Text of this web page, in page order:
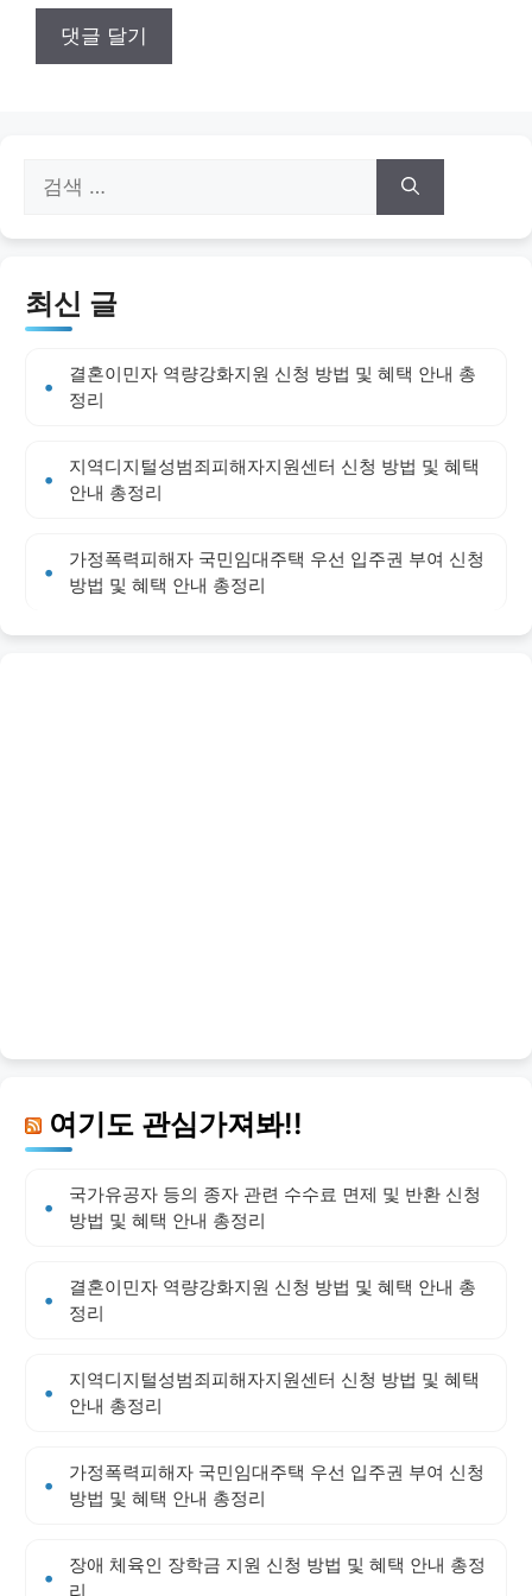
색:
최신 글
결혼이민자 역량강화지원 신청 방법 및 혜택 안내 총
정리
지역디지털성범죄피해자지원센터 신청 방법 및 혜택
안내 총정리
가정폭력피해자 국민임대주택 우선 입주권 부여 신청
방법 및 혜택 안내 총정리
여기도 관심가져봐!!
국가유공자 등의 종자 관련 수수료 면제 및 반환 신청
방법 및 혜택 안내 총정리
결혼이민자 역량강화지원 신청 방법 및 혜택 안내 총
정리
지역디지털성범죄피해자지원센터 신청 방법 및 혜택
안내 총정리
가정폭력피해자 국민임대주택 우선 입주권 부여 신청
방법 및 혜택 안내 총정리
장애 체육인 장학금 지원 신청 방법 및 혜택 안내 총정
리